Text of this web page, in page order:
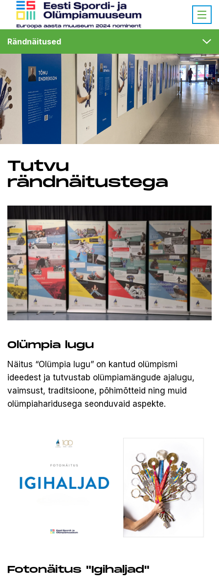
Rändnäitused
Tutvu
rändnäitustega
Olümpia lugu
Näitus “Olümpia lugu” on kantud olümpismi
ideedest ja tutvustab olümpiamängude ajalugu,
vaimsust, traditsioone, põhimõtteid ning muid
olümpiaharidusega seonduvaid aspekte.
Fotonäitus "Igihaljad"